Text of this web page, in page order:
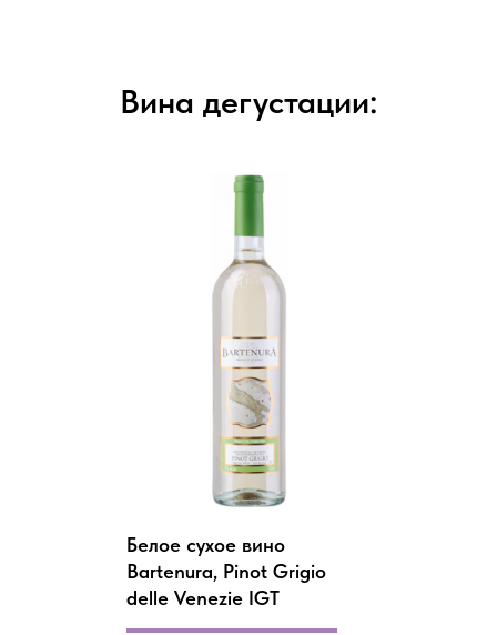
Вина дегустации:
Белое сухое вино
Bartenura, Pinot Grigio
delle Venezie IGT